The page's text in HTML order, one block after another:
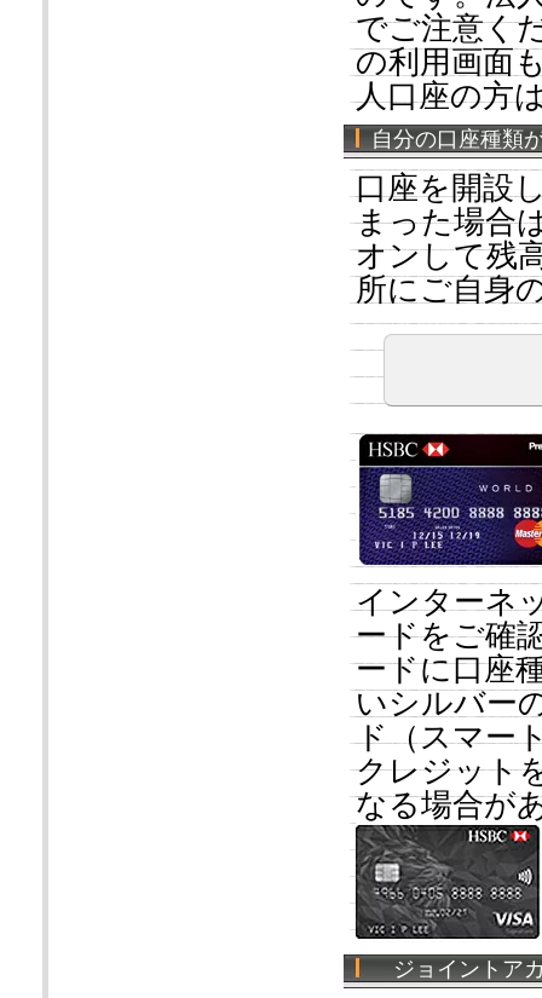
でご注意く
の利用画面
人口座の方
自分の口座種類
口座を開設
まった場合
オンして残
所にご自身
インターネ
ードをご確
ードに口座
いシルバー
ド（スマー
クレジット
なる場合が
ジョイントア